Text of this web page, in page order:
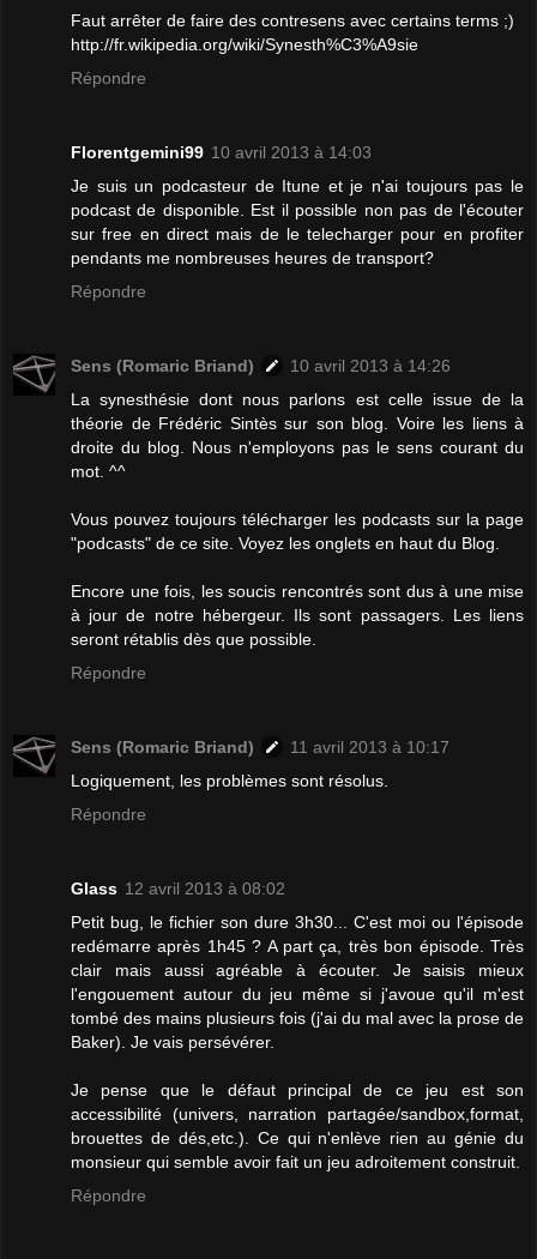
Faut arrêter de faire des contresens avec certains terms ;)
http://fr.wikipedia.org/wiki/Synesth%C3%A9sie
Répondre
Florentgemini99 10 avril 2013 à 14:03
Je suis un podcasteur de Itune et je n'ai toujours pas le
podcast de disponible. Est il possible non pas de l'écouter
sur free en direct mais de le telecharger pour en profiter
pendants me nombreuses heures de transport?
Répondre
Sens (Romaric Briand)
10 avril 2013 à 14:26
La synesthésie dont nous parlons est celle issue de la
théorie de Frédéric Sintès sur son blog. Voire les liens à
droite du blog. Nous n'employons pas le sens courant du
mot. ^^
Vous pouvez toujours télécharger les podcasts sur la page
"podcasts" de ce site. Voyez les onglets en haut du Blog.
Encore une fois, les soucis rencontrés sont dus à une mise
à jour de notre hébergeur. Ils sont passagers. Les liens
seront rétablis dès que possible.
Répondre
Sens (Romaric Briand)
11 avril 2013 à 10:17
Logiquement, les problèmes sont résolus.
Répondre
Glass 12 avril 2013 à 08:02
Petit bug, le fichier son dure 3h30... C'est moi ou l'épisode
redémarre après 1h45 ? A part ça, très bon épisode. Très
clair mais aussi agréable à écouter. Je saisis mieux
l'engouement autour du jeu même si j'avoue qu'il m'est
tombé des mains plusieurs fois (j'ai du mal avec la prose de
Baker). Je vais persévérer.
Je pense que le défaut principal de ce jeu est son
accessibilité (univers, narration partagée/sandbox,format,
brouettes de dés,etc.). Ce qui n'enlève rien au génie du
monsieur qui semble avoir fait un jeu adroitement construit.
Répondre